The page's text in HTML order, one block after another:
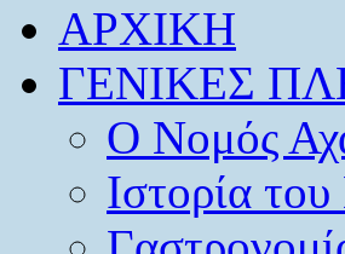
ΑΡΧΙΚΗ
ΓΕΝΙΚΕΣ
O Νομός
Ιστορία